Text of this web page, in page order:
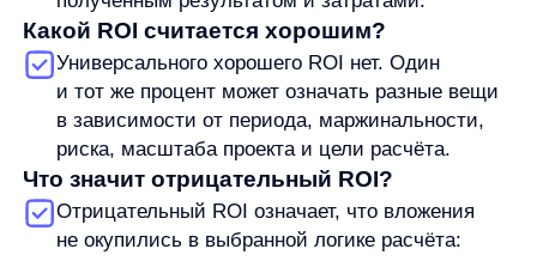
+7 (985) 674-48-98
Вакансии
Документы
Реквизиты
Лицензионный договор-оферта
Политика обработки персональных данных
Согласие на обработку персональных данных
Рекомендательные алгоритмы
Деятельность в области ИТ
Согласие на получение рекламных и информационных
Руководство пользователя